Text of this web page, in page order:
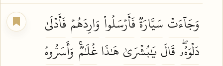
وَجَآءَتۡ سَيَّارَةٞفَأَرۡسَلُواْ وَارِدَهُمۡ فَأَدۡلَىٰ
دَلۡوَهُۥۖ قَالَ يَٰبُشۡرَىٰ هَٰذَاغُلَٰمٞۚ وَأَسَرُّوهُ